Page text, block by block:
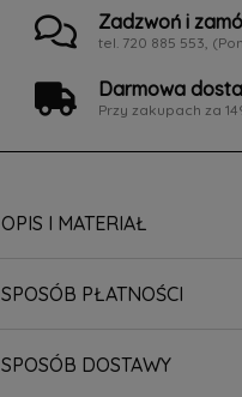
Zadzwoń i
tel. 720 885 553,
Darmowa
Przy zakupach za
OPIS I MATERIAŁ
SPOSÓB PŁATNOŚCI
SPOSÓB DOSTAWY